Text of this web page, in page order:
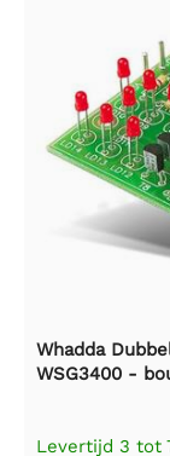
Whadda
WSG3400 -
Levertijd 3 tot